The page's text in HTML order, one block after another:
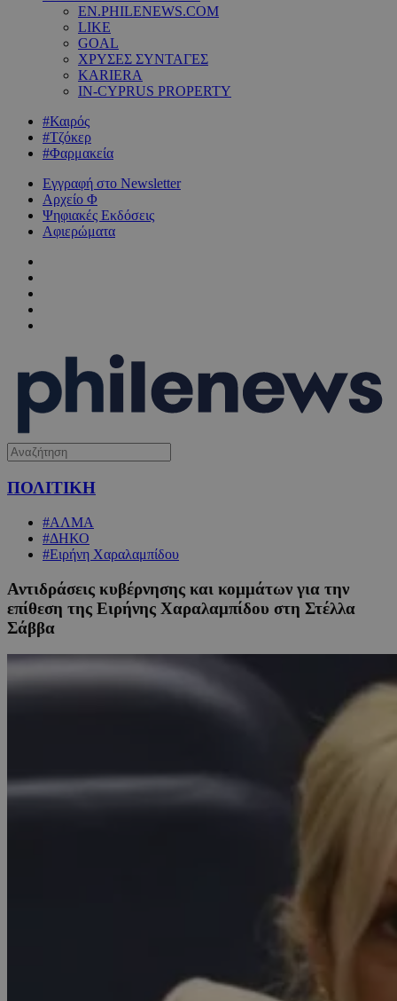
EN.PHILENEWS.COM
LIKE
GOAL
ΧΡΥΣΕΣ ΣΥΝΤΑΓΕΣ
KARIERA
IN-CYPRUS PROPERTY
#Καιρός
#Τζόκερ
#Φαρμακεία
Εγγραφή στο Newsletter
Αρχείο Φ
Ψηφιακές Εκδόσεις
Αφιερώματα
ΠΟΛΙΤΙΚΗ
#ΑΛΜΑ
#ΔΗΚΟ
#Ειρήνη Χαραλαμπίδου
Αντιδράσεις κυβέρνησης και κομμάτων για την
επίθεση της Ειρήνης Χαραλαμπίδου στη Στέλλα
Σάββα